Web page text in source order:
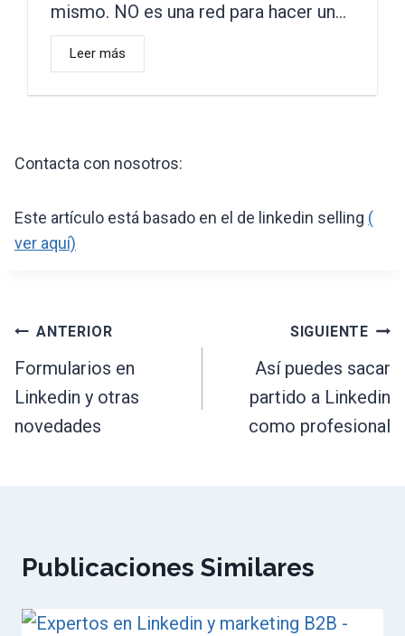
mismo. NO es una red para hacer un…
Leer más
Contacta con nosotros:
Este artículo está basado en el de linkedin selling (
ver aquí)
Navegación
de
entradas
ANTERIOR
Formularios en
Linkedin y otras
novedades
SIGUIENTE
Así puedes sacar
partido a Linkedin
como profesional
Publicaciones Similares